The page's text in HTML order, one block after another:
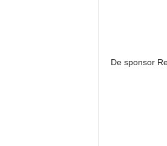
De sponsor